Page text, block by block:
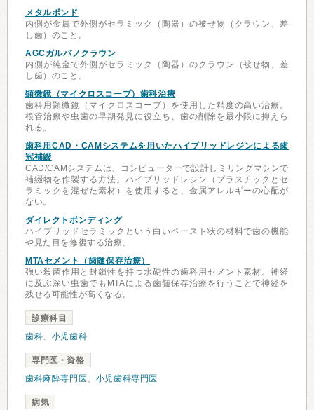
メタルボンド
内側が金属で外側がセラミック（陶器）の被せ物（クラウン、差
し歯）のこと。
AGCガルバノクラウン
内側が純金で外側がセラミック（陶器）のクラウン（被せ物、差
し歯）のこと。
顕微鏡（マイクロスコープ）歯科治療
歯科用顕微鏡（マイクロスコープ）を使用した精度の高い治療。
根管治療や虫歯の早期発見に役立ち、歯の削除を最小限に抑えら
れる。
歯科用CAD・CAMシステムを用いたハイブリッドレジンによる歯
冠補綴
CAD/CAMシステムは、コンピューターで設計しミリングマシンで
補綴物を作製する方法。ハイブリッドレジン（プラスチックとセ
ラミックを混ぜた素材）を使用すると、金属アレルギーの心配が
ない。
ダイレクトボンディング
ハイブリッドセラミックという白いペースト状の材料で歯の機能
や見た目を修復する治療。
MTAセメント（歯髄保存治療）
強い殺菌作用と封鎖性を持つ水硬性の歯科用セメント素材。神経
に及ぶ深い虫歯でもMTAによる歯髄保存治療を行うことで神経を
残せる可能性が高くなる。
診療科目
歯科、 小児歯科
専門医・資格
歯科麻酔専門医、 小児歯科専門医
病気